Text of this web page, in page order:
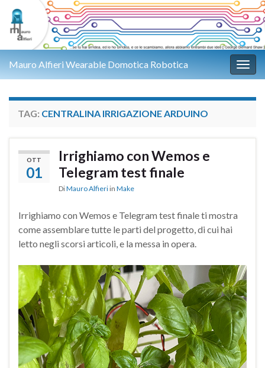
Mauro Alfieri Wearable Domotica Robotica
TAG: CENTRALINA IRRIGAZIONE ARDUINO
OTT
01
Irrighiamo con Wemos e
Telegram test finale
DiMauro Alfieri in Make
Irrighiamo con Wemos e Telegram test finale ti mostra
come assemblare tutte le parti del progetto, di cui hai
letto negli scorsi articoli, e la messa in opera.